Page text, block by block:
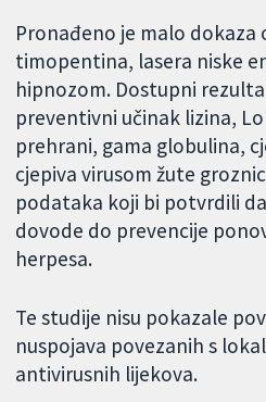
Pronađeno je malo
timopentina, lasera niske
hipnozom. Dostupni
preventivni učinak lizina,
prehrani, gama globulina,
cjepiva virusom žute
podataka koji bi potvrdili
dovode do prevencije
herpesa.
Te studije nisu pokazale
nuspojava povezanih s
antivirusnih lijekova.